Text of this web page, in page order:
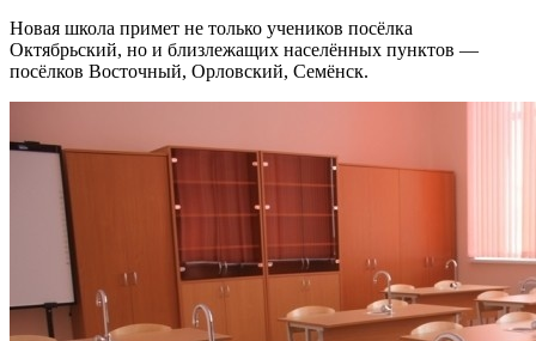
Новая школа примет не только учеников посёлка
Октябрьский, но и близлежащих населённых пунктов —
посёлков Восточный, Орловский, Семёнск.